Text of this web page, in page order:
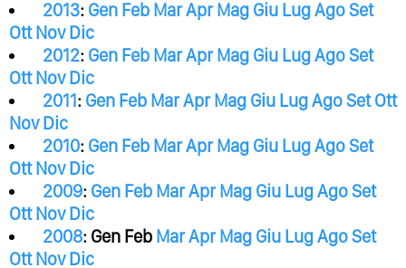
2013: Gen Feb MarApr Mag Giu LugAgoSet
Ott Nov Dic
2012: Gen Feb MarApr Mag Giu LugAgoSet
Ott Nov Dic
2011: Gen Feb MarApr Mag Giu LugAgoSet Ott
Nov Dic
2010: Gen Feb MarApr Mag Giu LugAgoSet
Ott Nov Dic
2009: Gen Feb MarApr Mag Giu LugAgoSet
Ott Nov Dic
2008: Gen Feb MarApr Mag Giu LugAgoSet
Ott Nov Dic